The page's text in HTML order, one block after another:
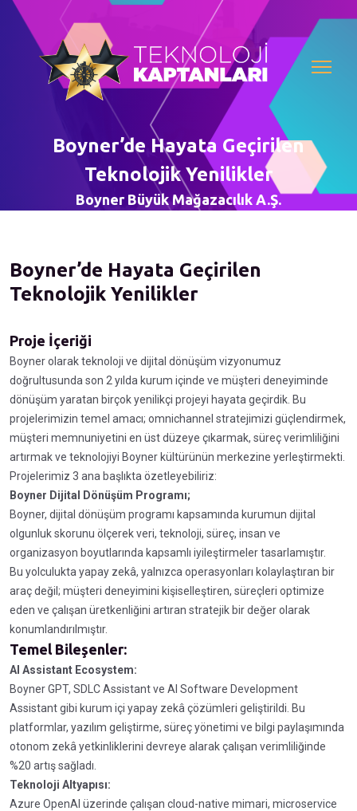
Boyner’de Hayata Geçirilen
Teknolojik Yenilikler
Boyner Büyük Mağazacılık A.Ş.
Boyner’de Hayata Geçirilen
Teknolojik Yenilikler
Proje İçeriği
Boyner olarak teknoloji ve dijital dönüşüm vizyonumuz
doğrultusunda son 2 yılda kurum içinde ve müşteri deneyiminde
dönüşüm yaratan birçok yenilikçi projeyi hayata geçirdik. Bu
projelerimizin temel amacı; omnichannel stratejimizi güçlendirmek,
müşteri memnuniyetini en üst düzeye çıkarmak, süreç verimliliğini
artırmak ve teknolojiyi Boyner kültürünün merkezine yerleştirmekti.
Projelerimiz 3 ana başlıkta özetleyebiliriz:
Boyner Dijital Dönüşüm Programı;
Boyner, dijital dönüşüm programı kapsamında kurumun dijital
olgunluk skorunu ölçerek veri, teknoloji, süreç, insan ve
organizasyon boyutlarında kapsamlı iyileştirmeler tasarlamıştır.
Bu yolculukta yapay zekâ, yalnızca operasyonları kolaylaştıran bir
araç değil; müşteri deneyimini kişiselleştiren, süreçleri optimize
eden ve çalışan üretkenliğini artıran stratejik bir değer olarak
konumlandırılmıştır.
Temel Bileşenler:
AI Assistant Ecosystem:
Boyner GPT, SDLC Assistant ve AI Software Development
Assistant gibi kurum içi yapay zekâ çözümleri geliştirildi. Bu
platformlar, yazılım geliştirme, süreç yönetimi ve bilgi paylaşımında
otonom zekâ yetkinliklerini devreye alarak çalışan verimliliğinde
%20 artış sağladı.
Teknoloji Altyapısı:
Azure OpenAI üzerinde çalışan cloud-native mimari, microservice